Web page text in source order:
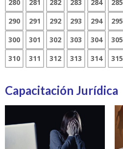
280 281 282 283 284 285
290
291 292 293 294 295
300
301 302 303 304 305
310
311 312 313 314 315
Capacitación Jurídica